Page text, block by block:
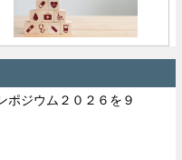
ポジウム２０２６を９